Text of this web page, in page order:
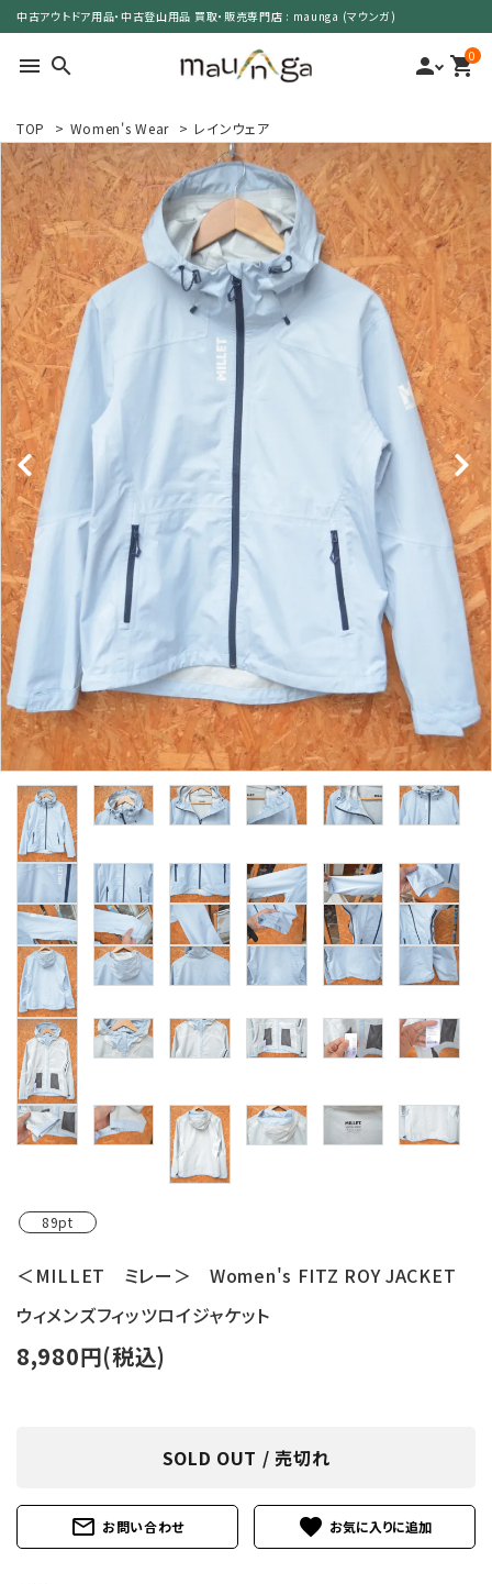
中古アウトドア用品・中古登山用品 買取・販売専門店 : maunga (マウンガ)
menu search person 0
shopping_cart
search
カテゴリーで選ぶ
サイズで選ぶ
特集で選ぶ
価格で選ぶ
買取案内
レンタル・修理
店舗情報
POLICY
INFORMATION
ACCOUNT MENU
ようこそ ゲスト 様
meeting_room ログイン person 新規会員登録
TOP > Women's Wear > レインウェア
89pt
＜MILLET ミレー＞ Women's FITZ ROY JACKET
ウィメンズフィッツロイジャケット
8,980円(税込)
SOLD OUT / 売切れ
mail_outline お問い合わせ favorite